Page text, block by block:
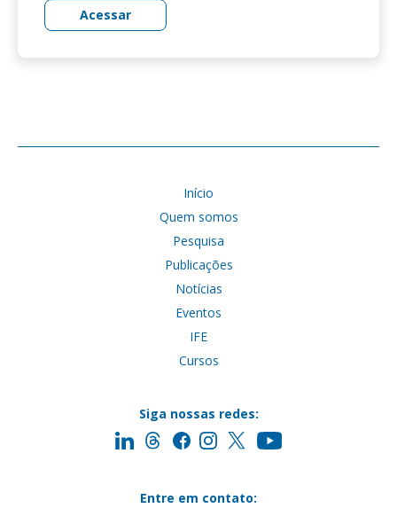
Acessar
Início
Quem somos
Pesquisa
Publicações
Notícias
Eventos
IFE
Cursos
Siga nossas redes:
Entre em contato: